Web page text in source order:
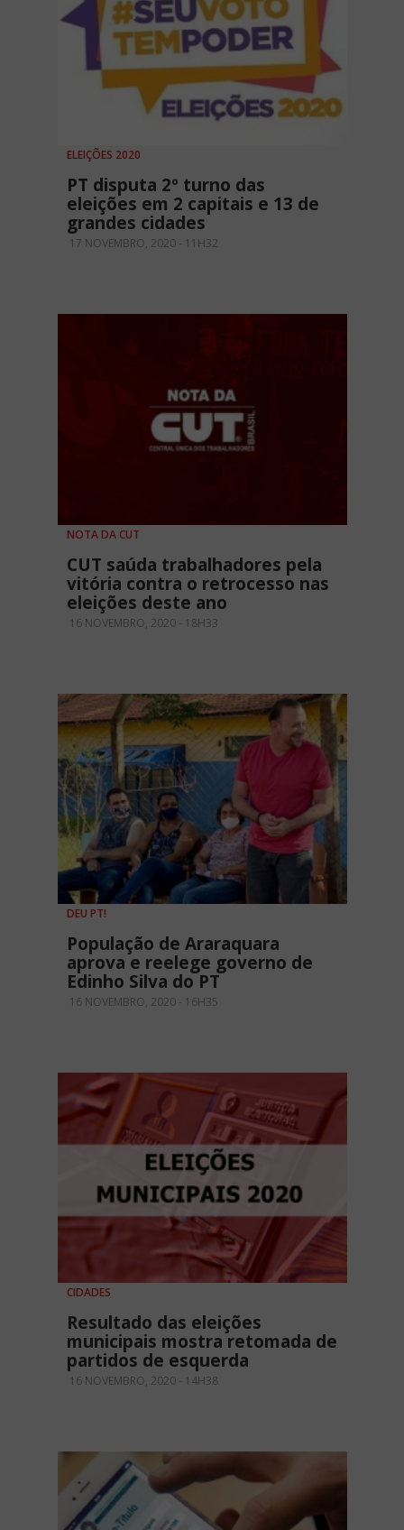
ELEIÇÕES 2020
PT disputa 2º turno das
eleições em 2 capitais e 13 de
grandes cidades
17 NOVEMBRO, 2020 - 11H32
NOTA DA CUT
CUT saúda trabalhadores pela
vitória contra o retrocesso nas
eleições deste ano
16 NOVEMBRO, 2020 - 18H33
DEU PT!
População de Araraquara
aprova e reelege governo de
Edinho Silva do PT
16 NOVEMBRO, 2020 - 16H35
CIDADES
Resultado das eleições
municipais mostra retomada de
partidos de esquerda
16 NOVEMBRO, 2020 - 14H38